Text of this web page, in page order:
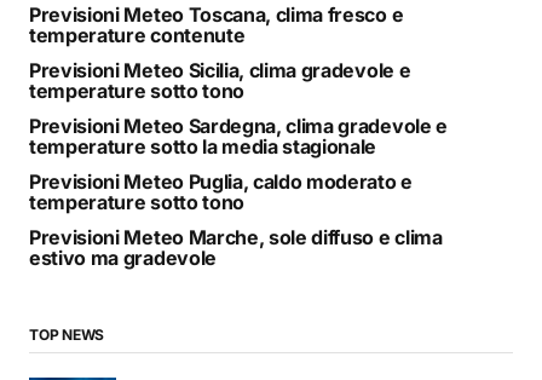
Previsioni Meteo Toscana, clima fresco e
temperature contenute
Previsioni Meteo Sicilia, clima gradevole e
temperature sotto tono
Previsioni Meteo Sardegna, clima gradevole e
temperature sotto la media stagionale
Previsioni Meteo Puglia, caldo moderato e
temperature sotto tono
Previsioni Meteo Marche, sole diffuso e clima
estivo ma gradevole
TOP NEWS